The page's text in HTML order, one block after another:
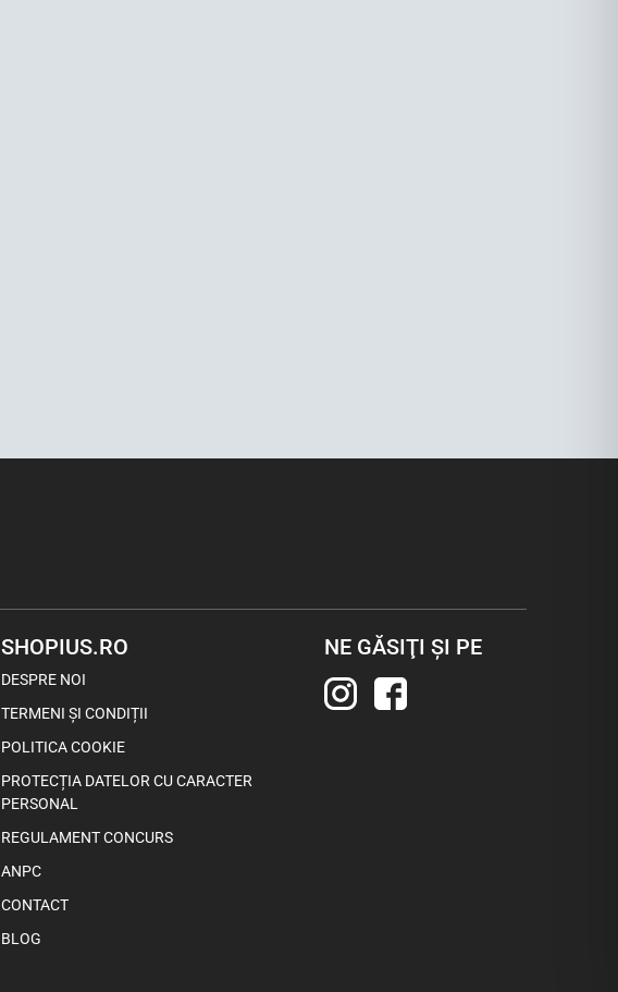
SHOPIUS.RO
DESPRE NOI
TERMENI ȘI CONDIȚII
POLITICA COOKIE
PROTECȚIA DATELOR CU CARACTER
PERSONAL
REGULAMENT CONCURS
ANPC
CONTACT
BLOG
NE GĂSIŢI ŞI PE